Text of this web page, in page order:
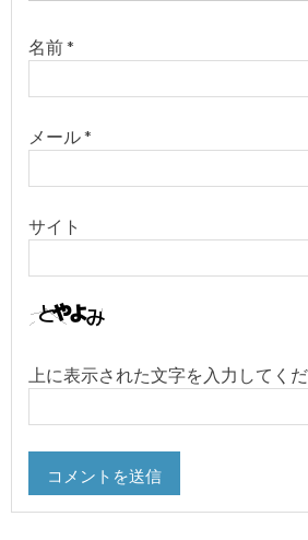
名前*
メール*
サイト
上に表示された文字を入力してくだ